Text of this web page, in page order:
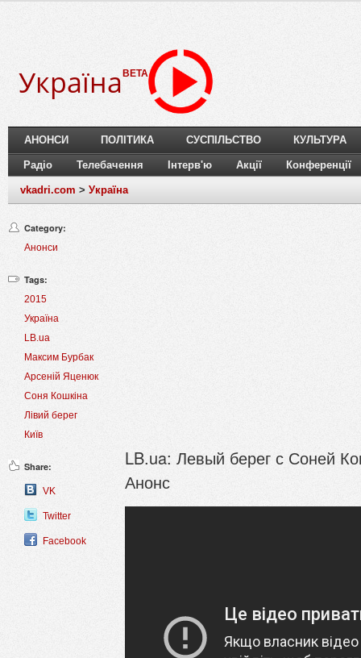
Україна BETA
АНОНСИ ПОЛІТИКА СУСПІЛЬСТВО КУЛЬТУРА
Радіо Телебачення Інтерв'ю Акції Конференції
vkadri.com > Україна
Category:
Анонси
Tags:
2015
Україна
LB.ua
Максим Бурбак
Арсеній Яценюк
Соня Кошкіна
Лівий берег
Київ
Share:
VK
Twitter
Facebook
LB.ua: Левый берег с Соней
Анонс